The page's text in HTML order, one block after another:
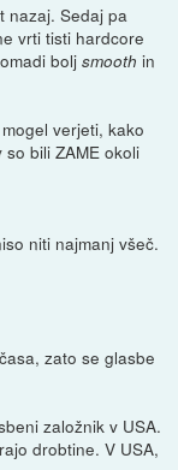
nazaj. Sedaj pa
vrti tisti hardcore
boljsmooth in
verjeti, kako
bili ZAME okoli
niti najmanj všeč.
zato se glasbe
založnik v USA.
drobtine. V USA,